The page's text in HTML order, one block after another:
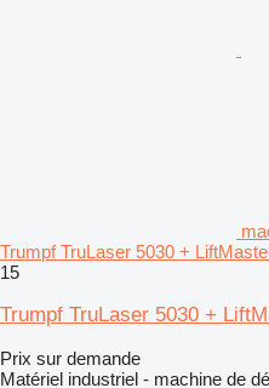
Trumpf TruLaser 5030 +
15
Trumpf TruLaser 5030 +
Prix sur demande
Matériel industriel - machine de